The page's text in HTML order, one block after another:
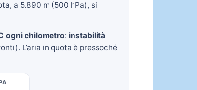
a 5.890 m (500 hPa), si
ogni chilometro: instabilità
L’aria in quota è pressoché